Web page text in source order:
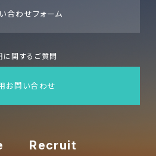
合わせフォーム
に関するご質問
お問い合わせ